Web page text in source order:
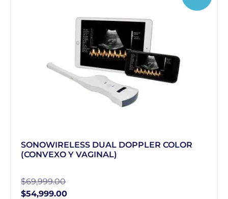
SONOWIRELESS DUAL DOPPLER COLOR
(CONVEXO Y VAGINAL)
$69,999.00
$54,999.00